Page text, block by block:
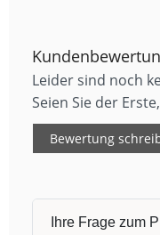
Leider sind noch
Seien Sie der
Bewertung
Ihre Frage zum